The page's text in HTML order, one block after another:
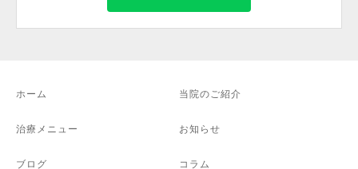
ホーム 当院のご紹介
治療メニュー お知らせ
ブログ コラム